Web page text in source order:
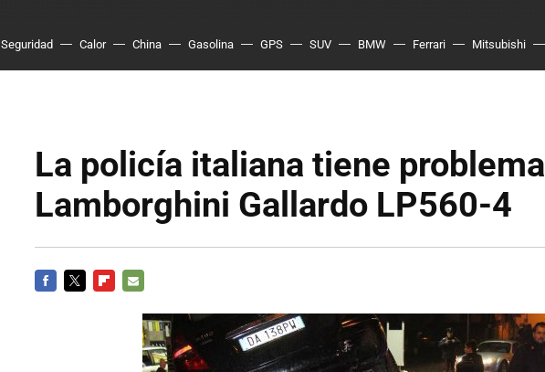
Seguridad Calor China Gasolina GPS SUV BMW Ferrari Mitsubishi
La policía italiana tiene
Lamborghini Gallardo LP560-4
MAIL